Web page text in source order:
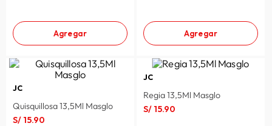
Agregar Agregar
JC
Quisquillosa 13,5Ml Masglo
S/ 15.90
JC
Regia 13,5Ml Masglo
S/ 15.90